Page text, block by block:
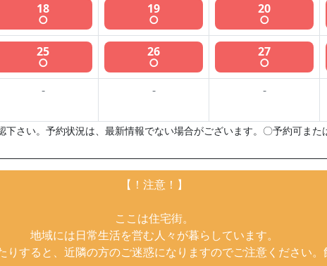
18
○
19
○
20
○
25
○
26
○
27
○
- - -
下さい。予約状況は、最新情報でない場合がございます。〇予約可ま
【！注意！】
ここは住宅街。
地域には日常生活を営む人々が暮らしています。
すると、近隣の方のご迷惑になりますのでご注意ください。